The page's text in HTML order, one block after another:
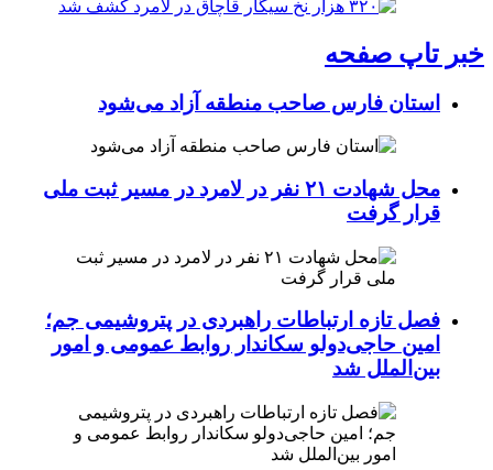
خبر تاپ صفحه
استان فارس صاحب منطقه آزاد می‌شود
محل شهادت ۲۱ نفر در لامرد در مسیر ثبت ملی
قرار گرفت
فصل تازه ارتباطات راهبردی در پتروشیمی جم؛
امین حاجی‌دولو سکاندار روابط عمومی و امور
بین‌الملل شد